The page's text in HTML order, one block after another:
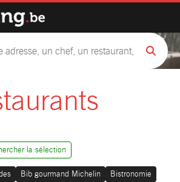
la sélection
Bib gourmand Michelin
Bistronomie